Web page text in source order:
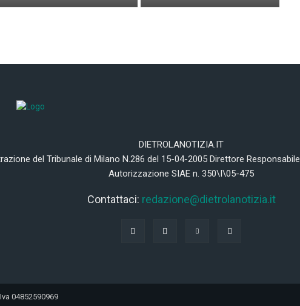
DIETROLANOTIZIA.IT
del Tribunale di Milano N.286 del 15-04-2005 Direttore
Autorizzazione SIAE n. 350\I\05-475
Contattaci: redazione@dietrolanotizia.it
04852590969